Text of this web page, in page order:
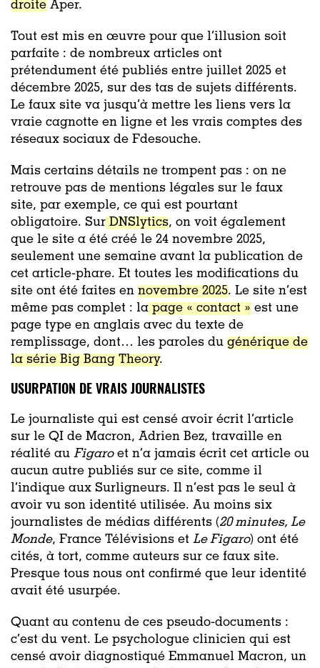
droite Aper.
Tout est mis en œuvre pour que l’illusion soit
parfaite : de nombreux articles ont
prétendument été publiés entre juillet 2025 et
décembre 2025, sur des tas de sujets différents.
Le faux site va jusqu’à mettre les liens vers la
vraie cagnotte en ligne et les vrais comptes des
réseaux sociaux de Fdesouche.
Mais certains détails ne trompent pas : on ne
retrouve pas de mentions légales sur le faux
site, par exemple, ce qui est pourtant
obligatoire. Sur DNSlytics, on voit également
que le site a été créé le 24 novembre 2025,
seulement une semaine avant la publication de
cet article-phare. Et toutes les modifications du
site ont été faites en novembre 2025. Le site n’est
même pas complet : la page « contact » est une
page type en anglais avec du texte de
remplissage, dont… les paroles du générique de
la série Big Bang Theory.
USURPATION DE VRAIS JOURNALISTES
Le journaliste qui est censé avoir écrit l’article
sur le QI de Macron, Adrien Bez, travaille en
réalité au Figaroet n’a jamais écrit cet article ou
aucun autre publiés sur ce site, comme il
l’indique aux Surligneurs. Il n’est pas le seul à
avoir vu son identité utilisée. Au moins six
journalistes de médias différents (20 minutes, Le
Monde, France Télévisions et Le Figaro) ont été
cités, à tort, comme auteurs sur ce faux site.
Presque tous nous ont confirmé que leur identité
avait été usurpée.
Quant au contenu de ces pseudo-documents :
c’est du vent. Le psychologue clinicien qui est
censé avoir diagnostiqué Emmanuel Macron, un